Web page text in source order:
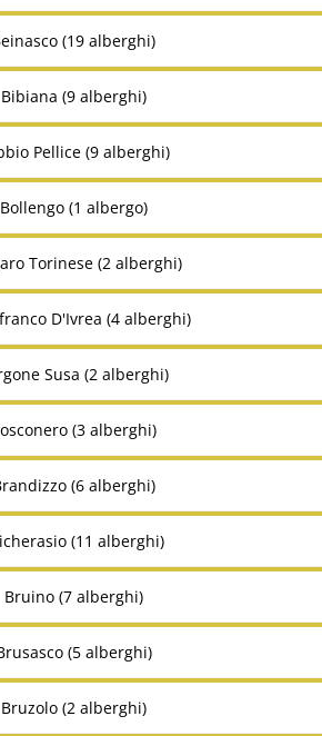
(19 alberghi)
Bibiana (9 alberghi)
Pellice (9 alberghi)
Bollengo (1 albergo)
Torinese (2 alberghi)
D'Ivrea (4 alberghi)
Susa (2 alberghi)
(3 alberghi)
(6 alberghi)
(11 alberghi)
Bruino (7 alberghi)
(5 alberghi)
Bruzolo (2 alberghi)